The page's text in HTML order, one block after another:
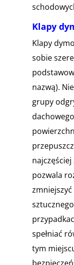
Klapy
Klapy
sobie
nazwą).
grupy
pozwala
spełniać
tym